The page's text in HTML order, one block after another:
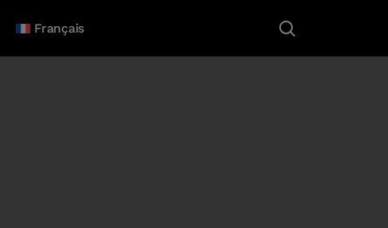
Français